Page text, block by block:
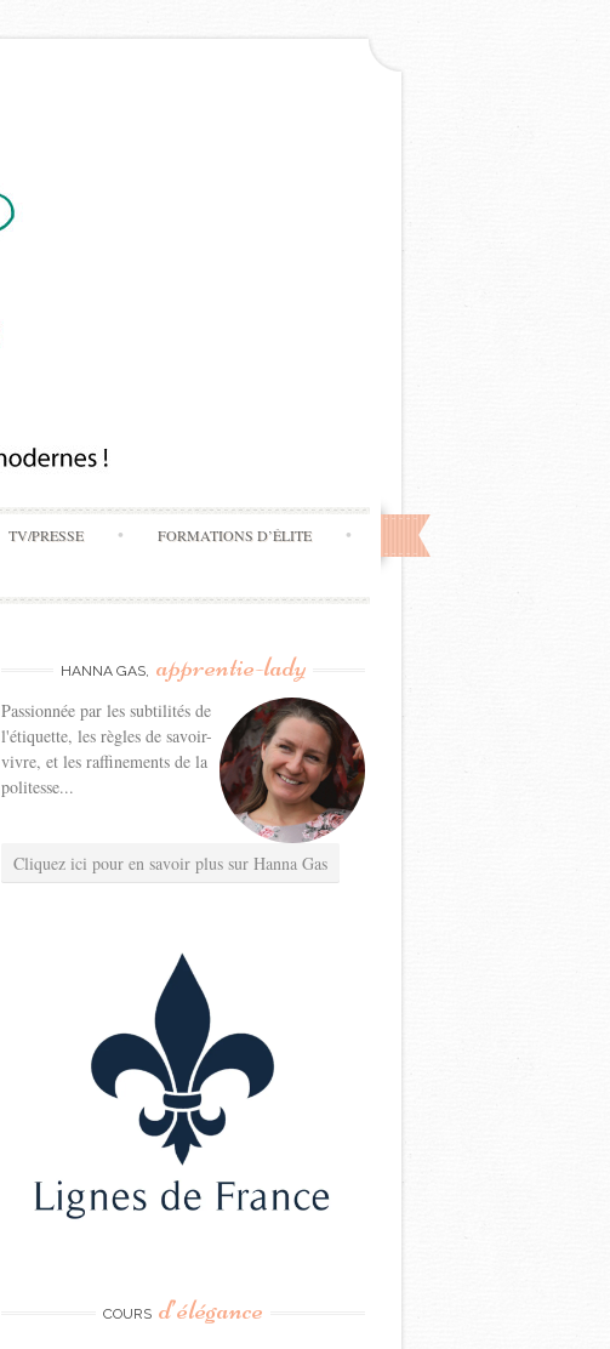
TV/PRESSE FORMATIONS D’ÉLITE
HANNA GAS, apprentie-lady
Passionnée par les subtilités de
l'étiquette, les règles de savoir-
vivre, et les raffinements de la
politesse...
Cliquez ici pour en savoir plus sur Hanna Gas
COURS d’élégance